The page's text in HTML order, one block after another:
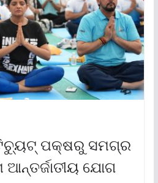
ପକ୍ଷରୁ ସମଗ୍ର
ଆନ୍ତର୍ଜାତୀୟ ଯୋଗ